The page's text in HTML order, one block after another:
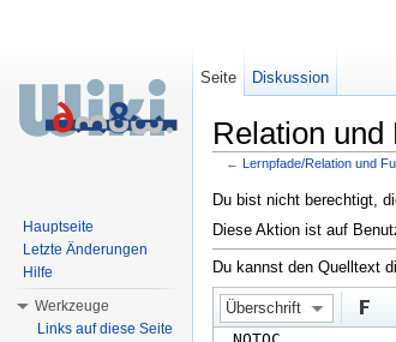
Relation und
← Lernpfade/Relation und
Du bist nicht berechtigt,
Diese Aktion ist auf
Du kannst den Quelltext
Überschrift
Seite Diskussion
Hauptseite
Letzte Änderungen
Hilfe
Werkzeuge
Links auf diese Seite